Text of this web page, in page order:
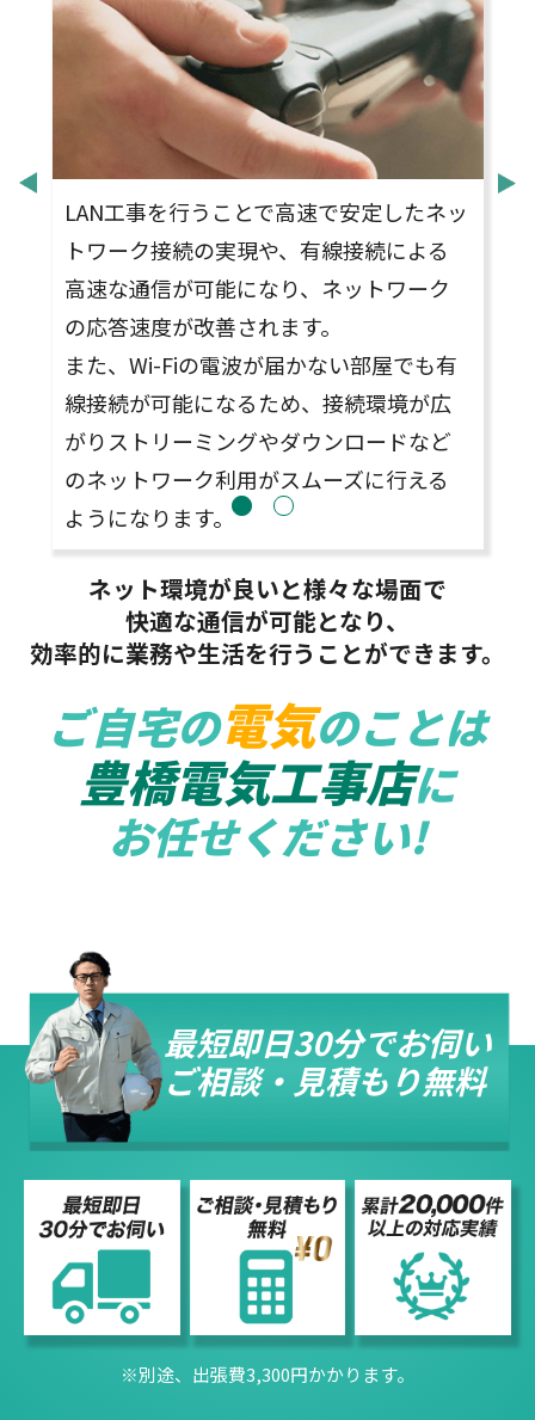
LAN工事を行うことで高速で安定したネッ
トワーク接続の実現や、有線接続による
高速な通信が可能になり、ネットワーク
の応答速度が改善されます。
また、Wi-Fiの電波が届かない部屋でも有
線接続が可能になるため、接続環境が広
がりストリーミングやダウンロードなど
のネットワーク利用がスムーズに行える
ようになります。
ネット環境が良いと様々な場面で
快適な通信が可能となり、
効率的に業務や生活を行うことができます。
ご自宅の電気のことは
豊橋電気工事店に
お任せください!
最短即日30分でお伺い
ご相談・見積もり無料
※別途、出張費3,300円かかります。